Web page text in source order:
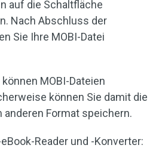
auf die Schaltfläche
Nach Abschluss der
Sie Ihre MOBI-Datei
MOBI-Dateien
können Sie damit die
anderen Format speichern.
Reader und -Konverter: